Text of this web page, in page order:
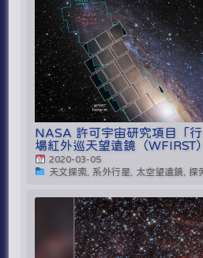
NASA 許可宇宙研究項目「
場紅外巡天望遠鏡（WFIRST）
2020-03-05
天文探索, 系外行星, 太空望遠鏡, 探